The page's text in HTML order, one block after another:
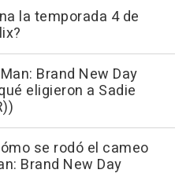
la temporada 4 de
Brand New Day
eligieron a Sadie
se rodó el cameo
Brand New Day